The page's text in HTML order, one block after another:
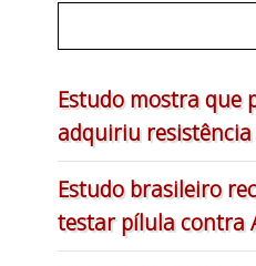
Estudo mostra que
adquiriu
Estudo brasileiro
testar pílula contra